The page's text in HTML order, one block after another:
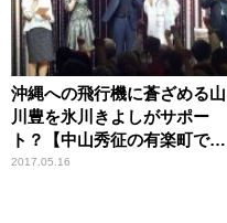
沖縄への飛行機に蒼ざめる山
川豊を氷川きよしがサポー
ト？【中山秀征の有楽町で逢
いまSHOW♪】
2017.05.16